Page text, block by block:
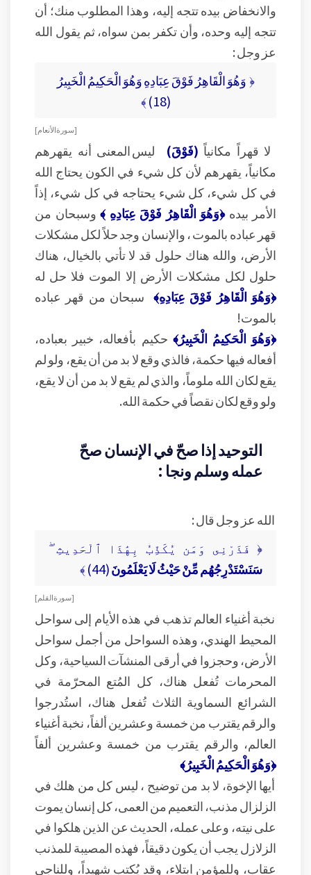
والانخفاض بيده تتجه إليه، وهذا المطلوب منك؛ أن
تتجه إليه وحده، وأن تكفر بمن سواه، ثم يقول الله
عز وجل :
﴿ وَهُوَ الْقَاهِرُ فَوْقَ عِبَادِهِ وَهُوَ الْحَكِيمُ الْخَبِيرُ
(18) ﴾
[ سورة الأنعام ]
لا قهراً مكانياً (فَوْقَ) ليس المعنى أنه يقهرهم
مكانياً، يقهرهم لأن كل شيء في الكون يحتاج الله
في كل شيء، كل شيء يحتاجه في كل شيء، إذاً
الأمر بيده﴿وَهُوَ الْقَاهِرُ فَوْقَ عِبَادِهِ ﴾ وسبحان من
قهر عباده بالموت ، والإنسان وجد حلاً لكل مشكلات
الأرض، والله هناك حلول قد لا تأتي بالخيال، هناك
حلول لكل مشكلات الأرض إلا الموت فلا حل له
﴿وَهُوَ الْقَاهِرُ فَوْقَ عِبَادِهِ﴾ سبحان من قهر عباده
بالموت!
﴿وَهُوَ الْحَكِيمُ الْخَبِيرُ﴾ حكيم بأفعاله، خبير بعباده،
أفعاله فيها حكمة، فالذي وقع لا بد من أن يقع، ولو لم
يقع لكان الله ملوماً، والذي لم يقع لا بد من أن لا يقع،
ولو وقع لكان نقصاً في حكمة الله.
التوحيد إذا صحّ في الإنسان صحّ
عمله وسلم ونجا :
الله عز وجل قال :
﴿ فَذَرْنِى وَمَن يُكَذِّبُ بِهَٰذَا ٱلْحَدِيثِ ۖ
سَنَسْتَدْرِجُهُم مِّنْ حَيْثُ لَا يَعْلَمُونَ(44) ﴾
[ سورة القلم ]
نخبة أغنياء العالم تذهب في هذه الأيام إلى سواحل
المحيط الهندي، وهذه السواحل من أجمل سواحل
الأرض، وحجزوا في أرقى المنشآت السياحية، وكل
المحرمات تُفعل هناك، كل المُتع المحرّمة في
الشرائع السماوية الثلاث تُفعل هناك، استُدرجوا
والرقم يقترب من خمسة وعشرين ألفاً، نخبة أغنياء
العالم، والرقم يقترب من خمسة وعشرين ألفاً
﴿وَهُوَ الْحَكِيمُ الْخَبِيرُ﴾
أيها الإخوة، لا بد من توضيح ، ليس كل من هلك في
الزلزال مذنب، التعميم من العمى، كل إنسان يموت
على نيته، وعلى عمله، الحديث عن الذين هلكوا في
الزلازل يجب أن يكون دقيقاً، فهذه المصيبة للمذنب
عقاب، وللمؤمن ابتلاء، وقد يُكتب شهيداً، وللناجي